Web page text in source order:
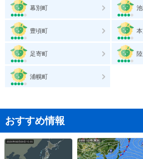
幕別町
豊頃町
足寄町
浦幌町
おすすめ情報